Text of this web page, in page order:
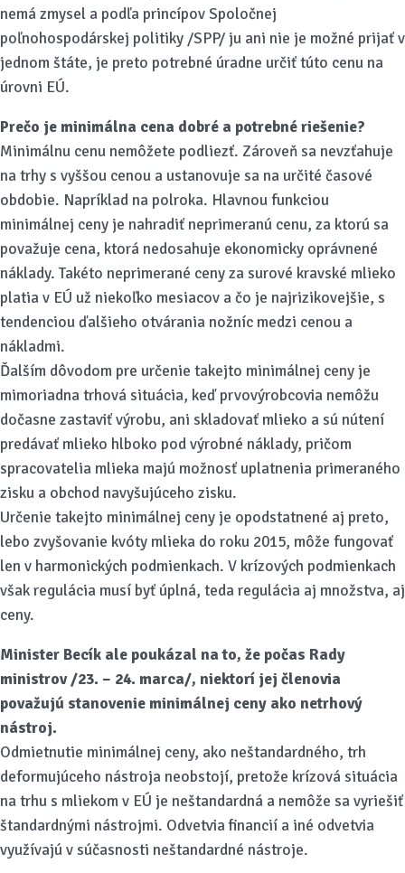
nemá zmysel a podľa princípov Spoločnej
poľnohospodárskej politiky /SPP/ ju ani nie je možné prijať v
jednom štáte, je preto potrebné úradne určiť túto cenu na
úrovni EÚ.
Prečo je minimálna cena dobré a potrebné riešenie?
Minimálnu cenu nemôžete podliezť. Zároveň sa nevzťahuje
na trhy s vyššou cenou a ustanovuje sa na určité časové
obdobie. Napríklad na polroka. Hlavnou funkciou
minimálnej ceny je nahradiť neprimeranú cenu, za ktorú sa
považuje cena, ktorá nedosahuje ekonomicky oprávnené
náklady. Takéto neprimerané ceny za surové kravské mlieko
platia v EÚ už niekoľko mesiacov a čo je najrizikovejšie, s
tendenciou ďalšieho otvárania nožníc medzi cenou a
nákladmi.
Ďalším dôvodom pre určenie takejto minimálnej ceny je
mimoriadna trhová situácia, keď prvovýrobcovia nemôžu
dočasne zastaviť výrobu, ani skladovať mlieko a sú nútení
predávať mlieko hlboko pod výrobné náklady, pričom
spracovatelia mlieka majú možnosť uplatnenia primeraného
zisku a obchod navyšujúceho zisku.
Určenie takejto minimálnej ceny je opodstatnené aj preto,
lebo zvyšovanie kvóty mlieka do roku 2015, môže fungovať
len v harmonických podmienkach. V krízových podmienkach
však regulácia musí byť úplná, teda regulácia aj množstva, aj
ceny.
Minister Becík ale poukázal na to, že počas Rady
ministrov /23. – 24. marca/, niektorí jej členovia
považujú stanovenie minimálnej ceny ako netrhový
nástroj.
Odmietnutie minimálnej ceny, ako neštandardného, trh
deformujúceho nástroja neobstojí, pretože krízová situácia
na trhu s mliekom v EÚ je neštandardná a nemôže sa vyriešiť
štandardnými nástrojmi. Odvetvia financií a iné odvetvia
využívajú v súčasnosti neštandardné nástroje.